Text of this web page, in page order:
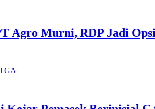
Agro Murni, RDP Jadi Opsi